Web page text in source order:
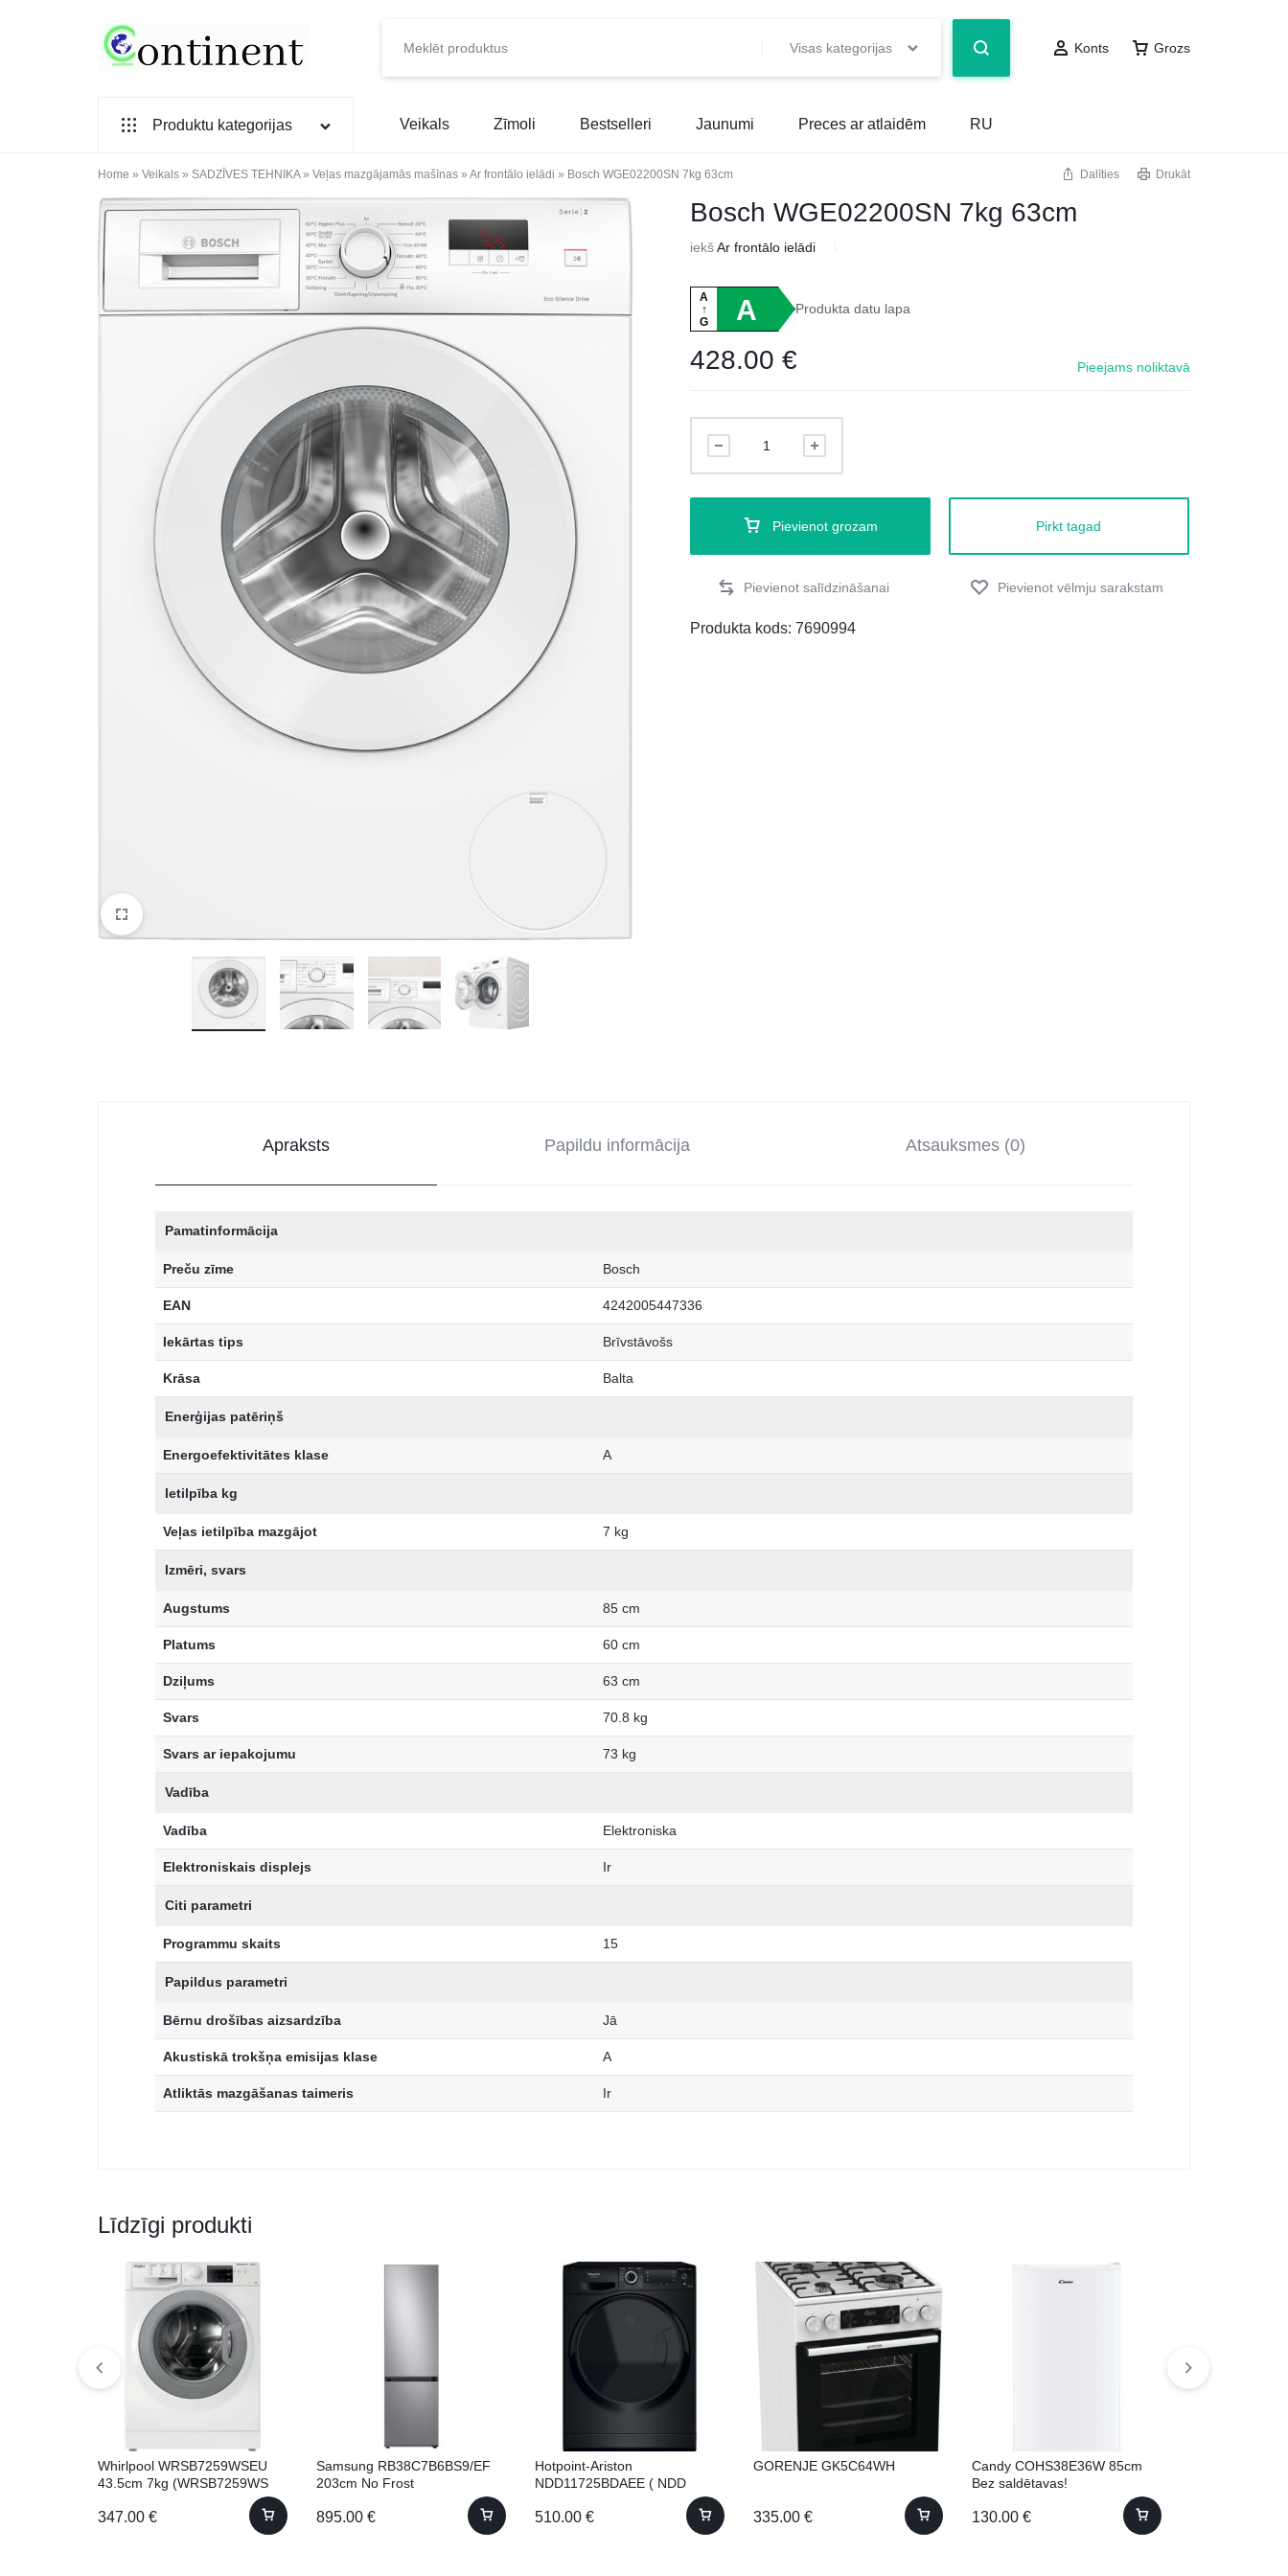
PREČU
INTERNETVEIKALS
Visas kategorijas Konts Grozs
Produktu kategorijas
SADZĪVES TEHNIKA
IEBŪVĒJAMĀ TEHNIKA
MAZĀ SADZĪVES TEHNIKA
SKAISTUMAM UN VESELĪBAI
DATORTEHNIKA, PRECES
BIROJAM
KLIMATAM
SPORTAM UN ATPŪTAI
MĀJĀM UN DĀRZAM
SILTUMNĪCAS UN TO PIEDERUMI
CELTNIECĪBA
Veikals Zīmoli Bestselleri Jaunumi Preces ar atlaidēm RU
Home » Veikals » SADZĪVES TEHNIKA» Veļas mazgājamās mašīnas » Ar frontālo ielādi » Bosch WGE02200SN 7kg 63cm Dalīties Drukāt
Bosch WGE02200SN 7kg 63cm
iekšAr frontālo ielādi
A
↑
G
A Produkta datu lapa
428.00€ Pieejams noliktavā
Pievienot grozam Pirkt tagad
Produkta kods:7690994
Apraksts Papildu informācija Atsauksmes (0)
Pamatinformācija
Preču zīme Bosch
EAN 4242005447336
Iekārtas tips Brīvstāvošs
Krāsa Balta
Enerģijas patēriņš
Energoefektivitātes klase A
Ietilpība kg
Veļas ietilpība mazgājot 7 kg
Izmēri, svars
Augstums 85 cm
Platums 60 cm
Dziļums 63 cm
Svars 70.8 kg
Svars ar iepakojumu 73 kg
Vadība
Vadība Elektroniska
Elektroniskais displejs Ir
Citi parametri
Programmu skaits 15
Papildus parametri
Bērnu drošības aizsardzība Jā
Akustiskā trokšņa emisijas klase A
Atliktās mazgāšanas taimeris Ir
Līdzīgi produkti
Whirlpool WRSB7259WSEU
43.5cm 7kg (WRSB7259WS
347.00 €
Samsung RB38C7B6BS9/EF
203cm No Frost
895.00 €
Hotpoint-Ariston
NDD11725BDAEE ( NDD
11725 BDA EE) ar žāvētāju!
11kg 60.5cm
510.00 €
GORENJE GK5C64WH
335.00 €
Candy COHS38E36W 85cm
Bez saldētavas!
130.00 €